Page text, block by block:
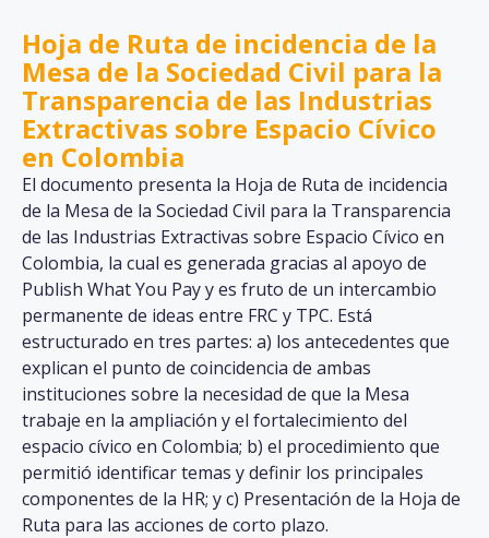
Hoja de Ruta de incidencia de la
Mesa de la Sociedad Civil para la
Transparencia de las Industrias
Extractivas sobre Espacio Cívico
en Colombia
El documento presenta la Hoja de Ruta de incidencia
de la Mesa de la Sociedad Civil para la Transparencia
de las Industrias Extractivas sobre Espacio Cívico en
Colombia, la cual es generada gracias al apoyo de
Publish What You Pay y es fruto de un intercambio
permanente de ideas entre FRC y TPC. Está
estructurado en tres partes: a) los antecedentes que
explican el punto de coincidencia de ambas
instituciones sobre la necesidad de que la Mesa
trabaje en la ampliación y el fortalecimiento del
espacio cívico en Colombia; b) el procedimiento que
permitió identificar temas y definir los principales
componentes de la HR; y c) Presentación de la Hoja de
Ruta para las acciones de corto plazo.